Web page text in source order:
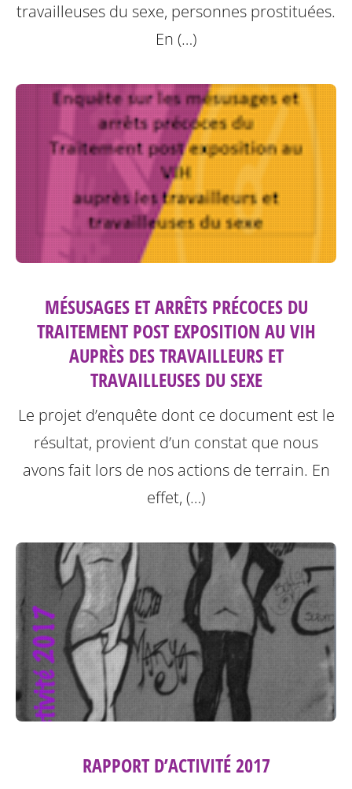
travailleuses du sexe, personnes prostituées.
En (…)
MÉSUSAGES ET ARRÊTS PRÉCOCES DU
TRAITEMENT POST EXPOSITION AU VIH
AUPRÈS DES TRAVAILLEURS ET
TRAVAILLEUSES DU SEXE
Le projet d’enquête dont ce document est le
résultat, provient d’un constat que nous
avons fait lors de nos actions de terrain. En
effet, (…)
RAPPORT D’ACTIVITÉ 2017